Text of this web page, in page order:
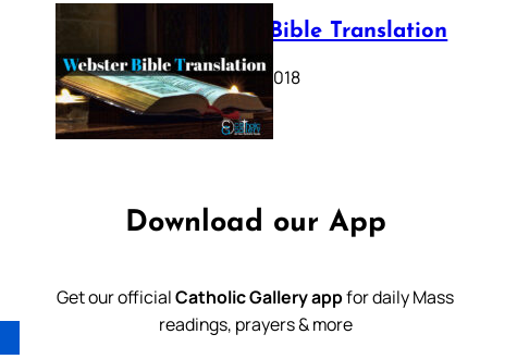
Webster Bible Translation
October 11, 2018
Download our App
Get our officialCatholic Gallery appfor daily Mass
readings, prayers & more